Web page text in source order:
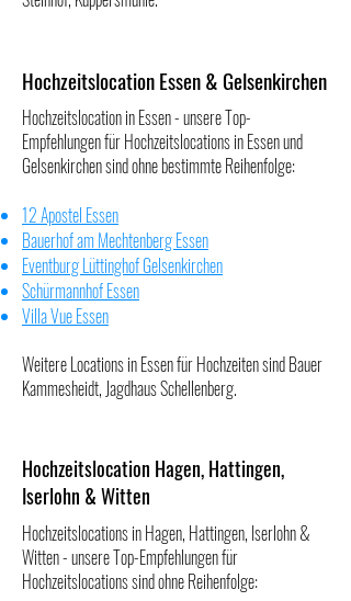
Hochzeitslocation Essen & Gelsenkirchen
Hochzeitslocation in Essen - unsere Top-
Empfehlungen für Hochzeitslocations in Essen und
Gelsenkirchen sind ohne bestimmte Reihenfolge:
12 Apostel Essen
Bauerhof am Mechtenberg Essen
Eventburg Lüttinghof Gelsenkirchen
Schürmannhof Essen
Villa Vue Essen
Weitere Locations in Essen für Hochzeiten sindBauer
Kammesheidt, Jagdhaus Schellenberg.
Hochzeitslocation Hagen, Hattingen,
Iserlohn & Witten
Hochzeitslocations in Hagen, Hattingen, Iserlohn &
Witten - unsere Top-Empfehlungen für
Hochzeitslocations sind ohne Reihenfolge: